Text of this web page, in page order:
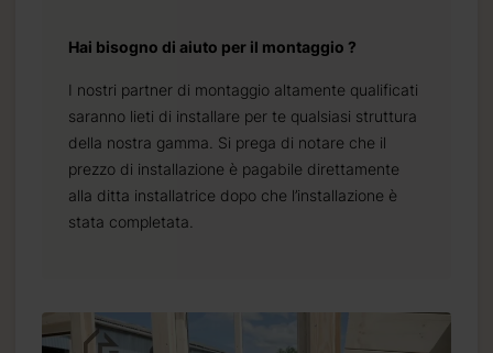
Hai bisogno di aiuto per il montaggio ?
I nostri partner di montaggio altamente qualificati
saranno lieti di installare per te qualsiasi struttura
della nostra gamma. Si prega di notare che il
prezzo di installazione è pagabile direttamente
alla ditta installatrice dopo che l’installazione è
stata completata.